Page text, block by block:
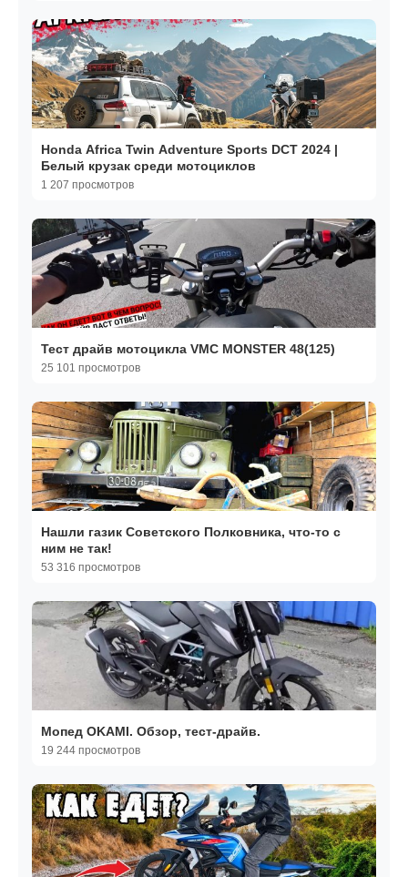
Honda Africa Twin Adventure Sports DCT 2024 |
Белый крузак среди мотоциклов
1 207 просмотров
Тест драйв мотоцикла VMC MONSTER 48(125)
25 101 просмотров
Нашли газик Советского Полковника, что-то с
ним не так!
53 316 просмотров
Мопед OKAMI. Обзор, тест-драйв.
19 244 просмотров